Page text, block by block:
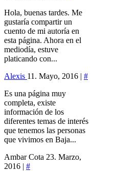
Hola, buenas tardes. Me
gustaría compartir un
cuento de mi autoría en
esta página. Ahora en el
mediodía, estuve
platicando con...
Alexis 11. Mayo, 2016 | #
Es una página muy
completa, existe
información de los
diferentes temas de interés
que tenemos las personas
que vivimos en Baja...
Ambar Cota 23. Marzo,
2016 | #